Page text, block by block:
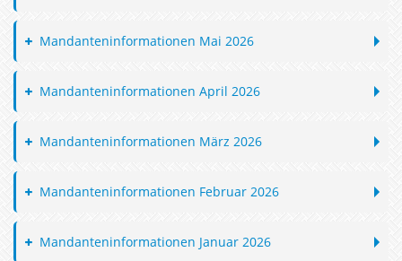
Mandanteninformationen Mai 2026
Mandanteninformationen April 2026
Mandanteninformationen März 2026
Mandanteninformationen Februar 2026
Mandanteninformationen Januar 2026